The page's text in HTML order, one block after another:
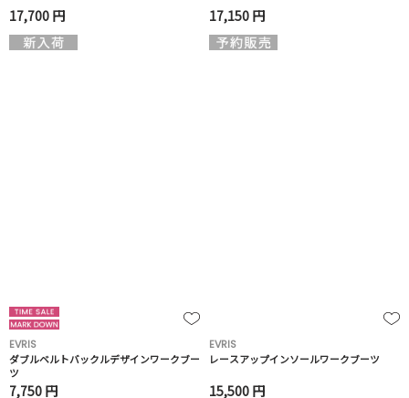
17,700 円 17,150 円
EVRIS
ダブルベルトバックルデザインワークブー
ツ
7,750 円
EVRIS
レースアップインソールワークブーツ
15,500 円